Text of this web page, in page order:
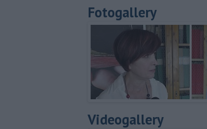
Fotogallery
Videogallery